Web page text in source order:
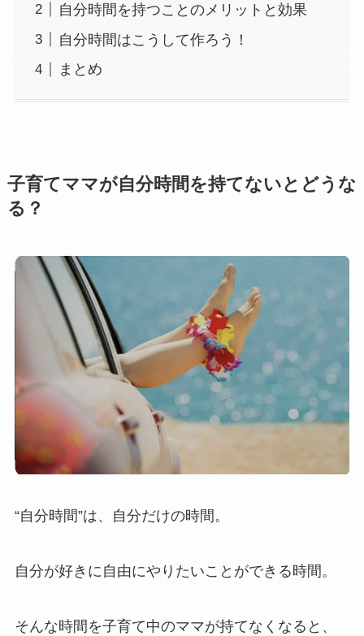
自分時間を持つことのメリットと効果
自分時間はこうして作ろう！
まとめ
子育てママが自分時間を持てないとどうな
る？
“自分時間”は、自分だけの時間。
自分が好きに自由にやりたいことができる時間。
そんな時間を子育て中のママが持てなくなると、